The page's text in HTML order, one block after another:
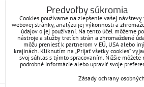
Povoliť tentokrát
Povoliť a zapamätať - súhlas s
Otvoriť obsah v novom
Predvoľby súkromia
Cookies používame na zlepšenie vašej návštevy
webovej stránky, analýzu jej výkonnosti a
údajov o jej používaní. Na tento účel môžeme
nástroje a služby tretích strán a zhromaždené
môžu preniesť k partnerom v EÚ, USA alebo
krajinách. Kliknutím na „Prijať všetky cookies“
svoj súhlas s týmto spracovaním. Nižšie môžete
podrobné informácie alebo upraviť svoje
Zásady ochrany